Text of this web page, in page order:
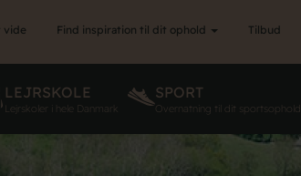
vide Find inspiration til dit ophold Tilbud
LEJRSKOLE
Lejrskoler i hele Danmark
SPORT
Overnatning til dit sportsophold